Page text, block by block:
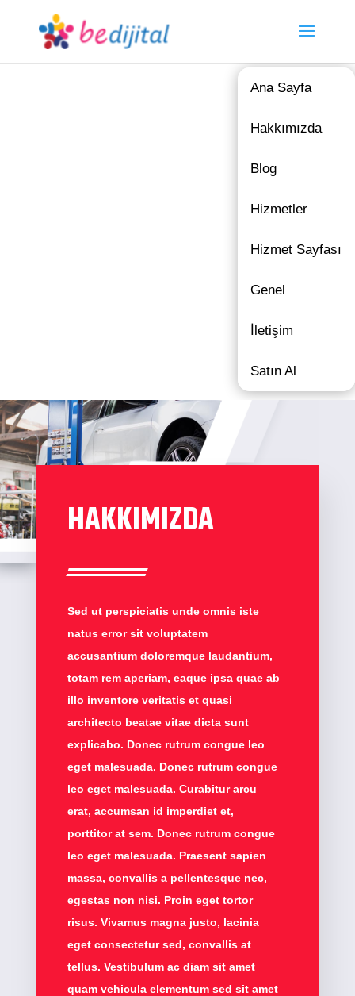
Ana Sayfa
Hakkımızda
Blog
Hizmetler
Hizmet Sayfası
Genel
İletişim
Satın Al
HAKKIMIZDA
Sed ut perspiciatis unde omnis iste
natus error sit voluptatem
accusantium doloremque laudantium,
totam rem aperiam, eaque ipsa quae ab
illo inventore veritatis et quasi
architecto beatae vitae dicta sunt
explicabo. Donec rutrum congue leo
eget malesuada. Donec rutrum congue
leo eget malesuada. Curabitur arcu
erat, accumsan id imperdiet et,
porttitor at sem. Donec rutrum congue
leo eget malesuada. Praesent sapien
massa, convallis a pellentesque nec,
egestas non nisi. Proin eget tortor
risus. Vivamus magna justo, lacinia
eget consectetur sed, convallis at
tellus. Vestibulum ac diam sit amet
quam vehicula elementum sed sit amet